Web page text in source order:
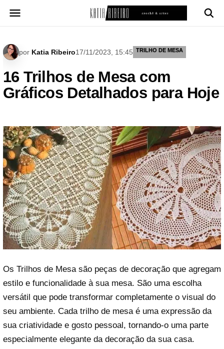
para
por Katia Ribeiro17/11/2023, 15:45 TRILHO DE MESA
16 Trilhos de Mesa com
Gráficos Detalhados para Hoje
Os Trilhos de Mesa são peças de decoração que agregam
estilo e funcionalidade à sua mesa. São uma escolha
versátil que pode transformar completamente o visual do
seu ambiente. Cada trilho de mesa é uma expressão da
sua criatividade e gosto pessoal, tornando-o uma parte
especialmente elegante da decoração da sua casa.